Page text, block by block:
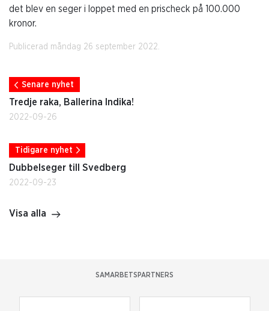
det blev en seger i loppet med en prischeck på 100.000
kronor.
Publicerad måndag 26 september 2022.
Senare nyhet
Tredje raka, Ballerina Indika!
2022-09-26
Tidigare nyhet
Dubbelseger till Svedberg
2022-09-23
Visa alla
SAMARBETSPARTNERS